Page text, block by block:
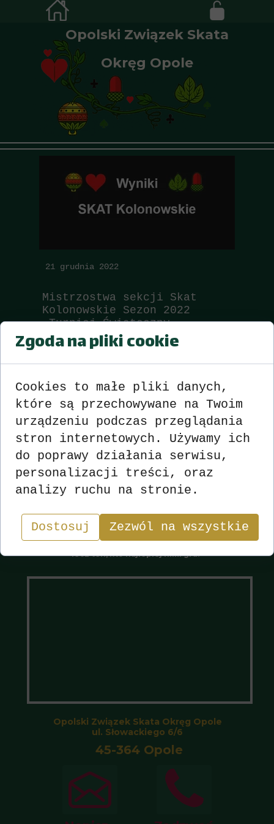
Opolski Związek Skata
Okręg Opole
21 grudnia 2022
Mistrzostwa sekcji Skat
Kolonowskie Sezon 2022
Turniej Świąteczny
lecz ten, kto najlepiej nimi gra.”
Opolski Związek Skata Okręg Opole
ul. Słowackiego 6/6
45-364 Opole
Zgoda na pliki cookie
Cookies to małe pliki danych,
które są przechowywane na Twoim
urządzeniu podczas przeglądania
stron internetowych. Używamy ich
do poprawy działania serwisu,
personalizacji treści, oraz
analizy ruchu na stronie.
Dostosuj Zezwól na wszystkie